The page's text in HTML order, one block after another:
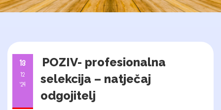
13
12
'24
POZIV- profesionalna
selekcija – natječaj
odgojitelj